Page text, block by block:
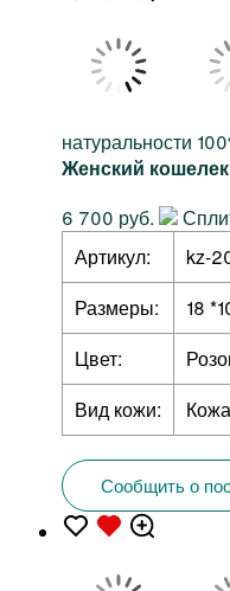
натуральности
Женский
6 700 руб.
Артикул:
kz-
Размеры:
18
Цвет:
Вид кожи:
Сообщить о